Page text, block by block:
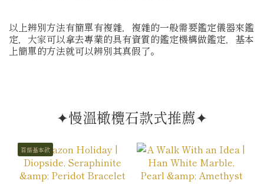
以上辨別方法有簡單有複雜，複雜的一般需要鑑定儀器來鑑
定，大家可以拿去專業的具有資質的鑑定機構做鑑定，基本
上簡單的方法就可以辨別其真假了。
✦慢溫橄欖石款式推薦✦
百搭基本款